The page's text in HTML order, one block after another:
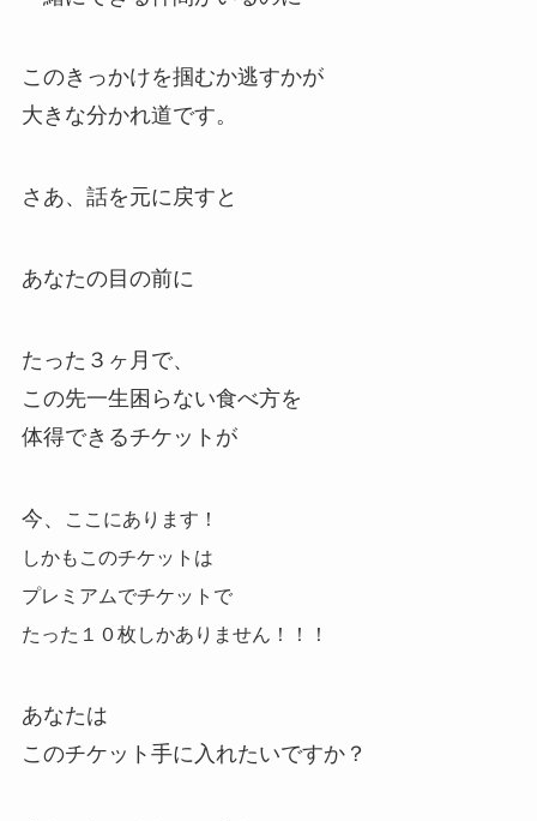
このきっかけを掴むか逃すかが
大きな分かれ道です。
さあ、話を元に戻すと
あなたの目の前に
たった３ヶ月で、
この先一生困らない食べ方を
体得できるチケットが
今、
ここにあります！
しかもこのチケットは
プレミアムでチケットで
たった１０枚しかありません！！！
あなたは
このチケット手に入れたいですか？